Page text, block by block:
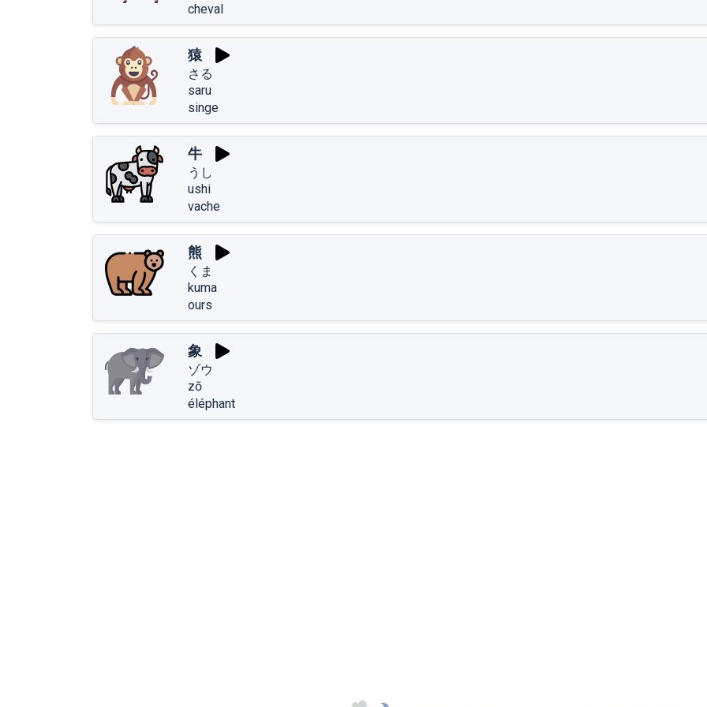
cheval
猿
さる
saru
singe
牛
うし
ushi
vache
熊
くま
kuma
ours
象
ゾウ
zō
éléphant